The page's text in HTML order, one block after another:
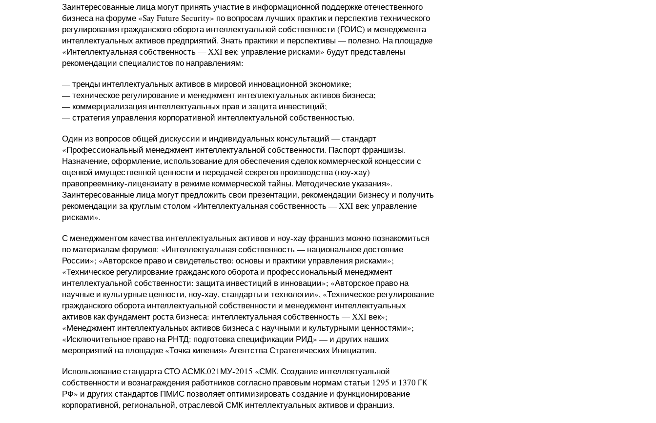
Заинтересованные лица могут принять участие в информационной поддержке отечественного
бизнеса на форуме «Say Future Security» по вопросам лучших практик и перспектив технического
регулирования гражданского оборота интеллектуальной собственности (ГОИС) и менеджмента
интеллектуальных активов предприятий. Знать практики и перспективы — полезно. На площадке
«Интеллектуальная собственность — XXI век: управление рисками» будут представлены
рекомендации специалистов по направлениям:
— тренды интеллектуальных активов в мировой инновационной экономике;
— техническое регулирование и менеджмент интеллектуальных активов бизнеса;
— коммерциализация интеллектуальных прав и защита инвестиций;
— стратегия управления корпоративной интеллектуальной собственностью.
Один из вопросов общей дискуссии и индивидуальных консультаций — стандарт
«Профессиональный менеджмент интеллектуальной собственности. Паспорт франшизы.
Назначение, оформление, использование для обеспечения сделок коммерческой концессии с
оценкой имущественной ценности и передачей секретов производства (ноу-хау)
правопреемнику-лицензиату в режиме коммерческой тайны. Методические указания».
Заинтересованные лица могут предложить свои презентации, рекомендации бизнесу и получить
рекомендации за круглым столом «Интеллектуальная собственность — XXI век: управление
рисками».
С менеджментом качества интеллектуальных активов и ноу-хау франшиз можно познакомиться
по материалам форумов: «Интеллектуальная собственность — национальное достояние
России»; «Авторское право и свидетельство: основы и практики управления рисками»;
«Техническое регулирование гражданского оборота и профессиональный менеджмент
интеллектуальной собственности: защита инвестиций в инновации»; «Авторское право на
научные и культурные ценности, ноу-хау, стандарты и технологии», «Техническое регулирование
гражданского оборота интеллектуальной собственности и менеджмент интеллектуальных
активов как фундамент роста бизнеса: интеллектуальная собственность — XXI век»;
«Менеджмент интеллектуальных активов бизнеса с научными и культурными ценностями»;
«Исключительное право на РНТД: подготовка спецификации РИД» — и других наших
мероприятий на площадке «Точка кипения» Агентства Стратегических Инициатив.
Использование стандарта СТО АСМК.021МУ-2015 «СМК. Создание интеллектуальной
собственности и вознаграждения работников согласно правовым нормам статьи 1295 и 1370 ГК
РФ» и других стандартов ПМИС позволяет оптимизировать создание и функционирование
корпоративной, региональной, отраслевой СМК интеллектуальных активов и франшиз.